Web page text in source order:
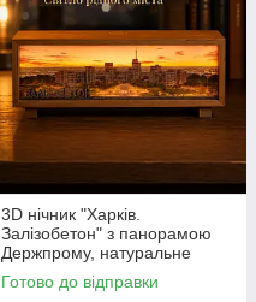
3D нічник "Харків.
Залізобетон" з панорамою
Держпрому, натуральне
дерево (LED, Акумулятор,
USB Type-C)
Готово до відправки